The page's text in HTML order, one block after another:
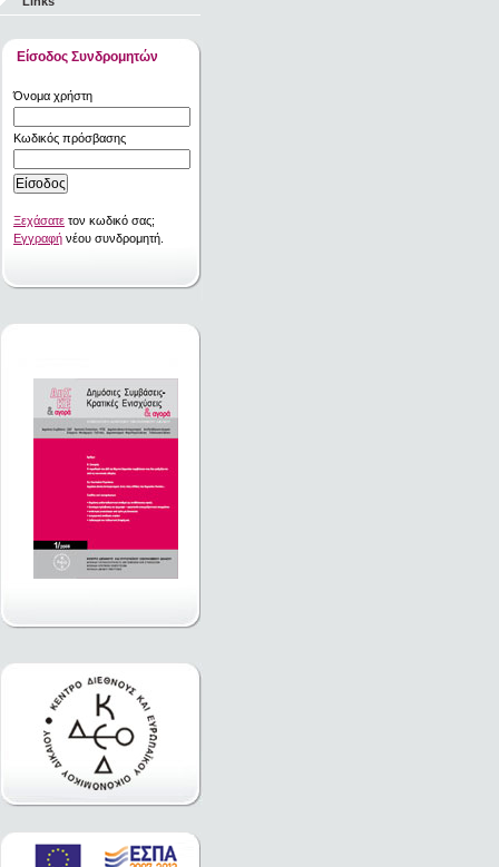
Είσοδος Συνδρομητών
Όνομα χρήστη
Κωδικός πρόσβασης
Ξεχάσατε τον κωδικό σας;
Εγγραφή νέου συνδρομητή.